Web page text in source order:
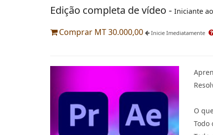
Edição completa de vídeo - Iniciante
Comprar MT 30.000,00 Inicie Imediatamente
O
Todo